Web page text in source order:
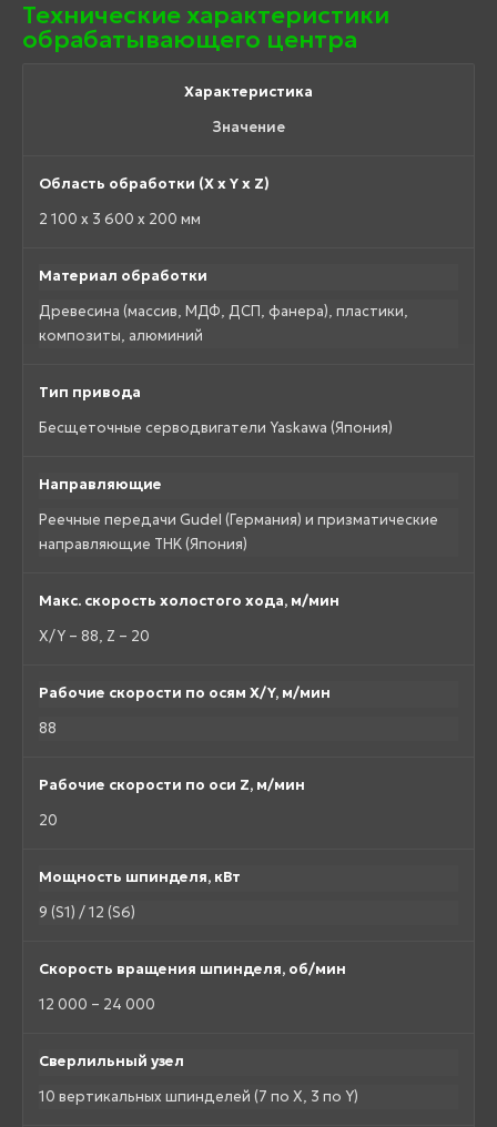
Технические характеристики
обрабатывающего центра
Характеристика
Значение
Область обработки (X x Y x Z)
2 100 x 3 600 x 200 мм
Материал обработки
Древесина (массив, МДФ, ДСП, фанера), пластики,
композиты, алюминий
Тип привода
Бесщеточные серводвигатели Yaskawa (Япония)
Направляющие
Реечные передачи Gudel (Германия) и призматические
направляющие THK (Япония)
Макс. скорость холостого хода, м/мин
X/Y – 88, Z – 20
Рабочие скорости по осям X/Y, м/мин
88
Рабочие скорости по оси Z, м/мин
20
Мощность шпинделя, кВт
9 (S1) / 12 (S6)
Скорость вращения шпинделя, об/мин
12 000 – 24 000
Сверлильный узел
10 вертикальных шпинделей (7 по X, 3 по Y)